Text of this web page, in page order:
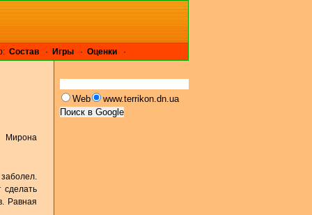
Cостав · Игры · Оценки ·
Мирона
Равная
Web www.terrikon.dn.ua